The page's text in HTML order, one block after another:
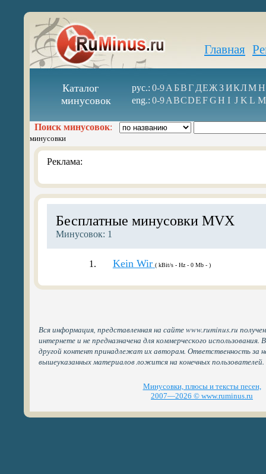
Главная
Каталог
минусовок
рус.: 0-9А БВГ ДЕЖ З ИКЛМН
eng.: 0-9ABCDEFGH I J K L M
Поиск минусовок:
минусовки
Реклама:
Бесплатные минусовки MVX
Минусовок: 1
1. Kein Wir ( kBit/s - Hz - 0 Mb - )
Вся информация, представленная на сайте www.ruminus.ru
интернете и не предназначена для коммерческого
другой контент принадлежат их авторам. Ответственность за
вышеуказанных материалов ложится на конечных пользователей.
Минусовки, плюсы и тексты песен,
2007—2026 © www.ruminus.ru